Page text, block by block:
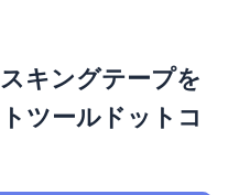
キングテープを
ツールドットコ